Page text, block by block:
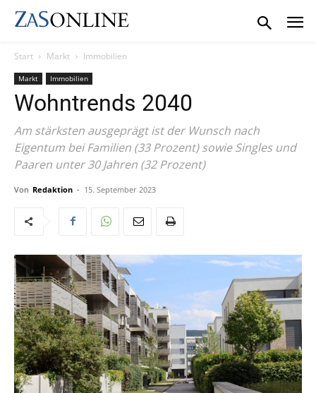
Start Markt Immobilien
Markt Immobilien
Wohntrends 2040
Am stärksten ausgeprägt ist der Wunsch nach
Eigentum bei Familien (33 Prozent) sowie Singles und
Paaren unter 30 Jahren (32 Prozent)
Von Redaktion - 15. September 2023